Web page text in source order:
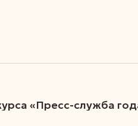
«Пресс-служба